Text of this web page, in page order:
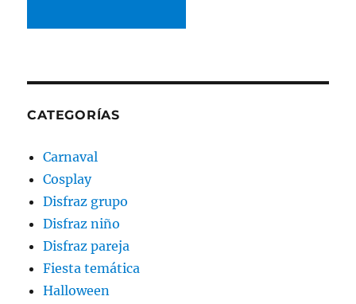
CATEGORÍAS
Carnaval
Cosplay
Disfraz grupo
Disfraz niño
Disfraz pareja
Fiesta temática
Halloween